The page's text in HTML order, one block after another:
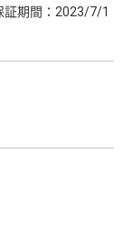
証期間：2023/7/1